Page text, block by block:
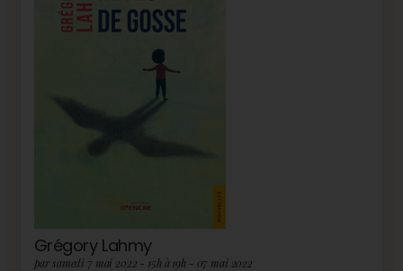
Grégory Lahmy
par samedi 7 mai 2022 - 15h à 19h - 07 mai 2022